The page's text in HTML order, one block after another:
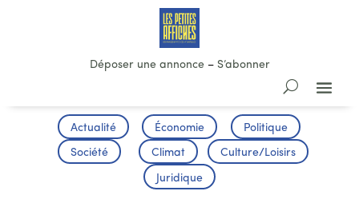
Déposer une annonce– S’abonner
Actualité Économie Politique
Société Climat Culture/Loisirs
Juridique